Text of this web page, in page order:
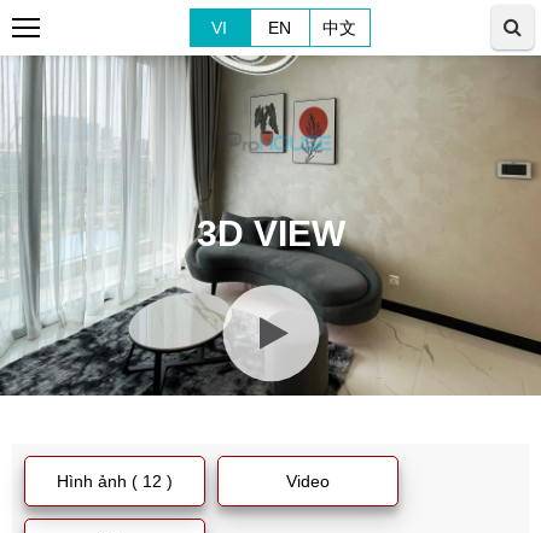
VI EN 中文
3D VIEW
Hình ảnh ( 12 ) Video